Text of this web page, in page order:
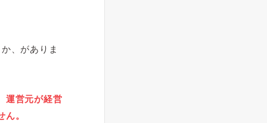
、がありま
運営元が経営
。